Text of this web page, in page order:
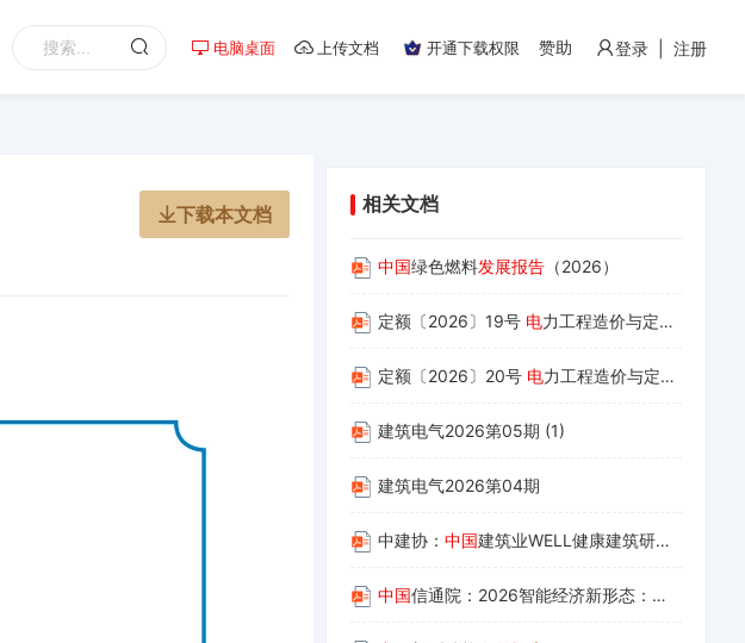
电脑桌面 上传文档 开通下载权限 赞助 登录 | 注册
下载本文档 相关文档
中国绿色燃料发展报告 （2026）
定额〔2026〕19号 电力工程造价与定额管理总站关于发布2025年版电力建设工程概预算定额价格水平调整办法的通知 1
定额〔2026〕20号 电力工程造价与定额管理总站关于发布2025版电力建设工程概预算定额价格水平调整的通知
建筑电气2026第05期 (1)
建筑电气2026第04期
中建协： 中国建筑业WELL健康建筑研究
中国信通院：2026智能经济新形态：智能体创新实践汇编